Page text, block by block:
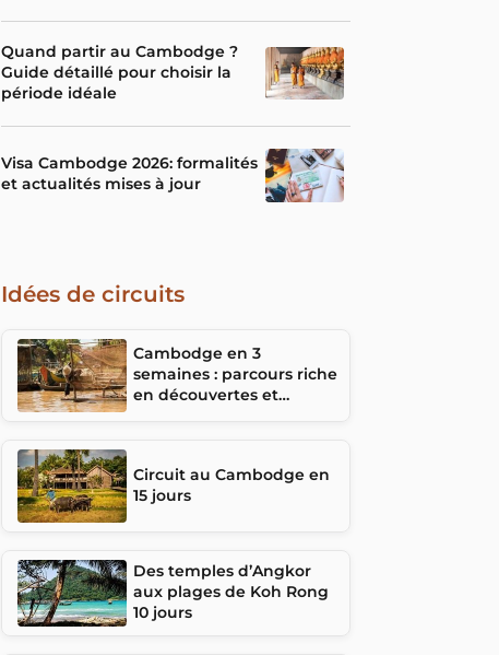
Quand partir au Cambodge ?
Guide détaillé pour choisir la
période idéale
Visa Cambodge 2026: formalités
et actualités mises à jour
Idées de circuits
Cambodge en 3
semaines : parcours riche
en découvertes et
Circuit au Cambodge en
15 jours
Des temples d’Angkor
aux plages de Koh Rong
10 jours